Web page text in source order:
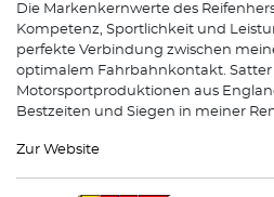
Die Markenkernwerte des
Kompetenz, Sportlichkeit und
perfekte Verbindung zwischen
optimalem Fahrbahnkontakt. Satter
Motorsportproduktionen aus
Bestzeiten und Siegen in meiner
Zur Website